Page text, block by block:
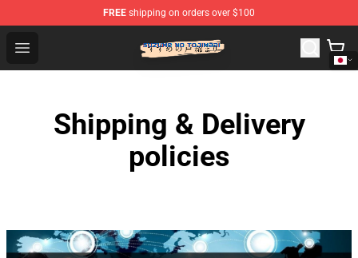
FREE shipping on orders over $100
Open menu
Suzumeno Tojimari Store - Official Suzumeno Tojimari
Shipping & Delivery
policies